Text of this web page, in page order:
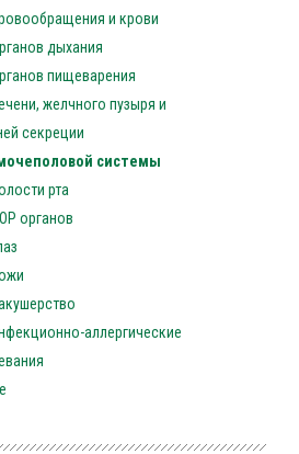
и крови
дыхания
пищеварения
желчного пузыря и
секреции
системы
рта
органов
аллергические